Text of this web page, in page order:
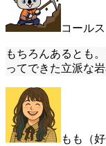
コール
もちろんあるとも
ってできた立派な
もも（